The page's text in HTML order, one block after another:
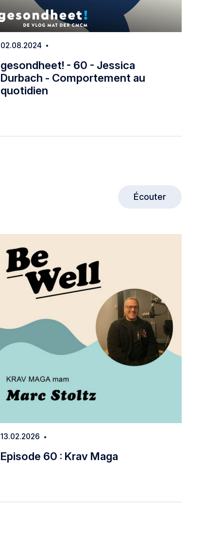
Date
02.08.2024
gesondheet! - 60 - Jessica
Durbach - Comportement au
quotidien
Écouter
Date
13.02.2026
Episode 60 : Krav Maga